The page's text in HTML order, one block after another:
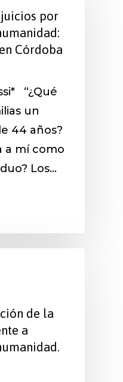
por
Córdoba
“¿Qué
un
44 años?
a mí como
Los…
de la
a